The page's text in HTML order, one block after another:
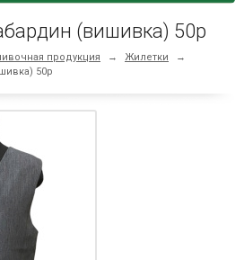
(вишивка) 50р
продукция → Жилетки
→
50р